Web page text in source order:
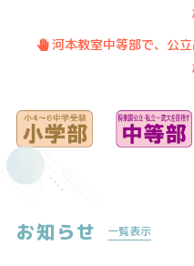
. 河本教室中等部で、公
お知らせ 一覧表示